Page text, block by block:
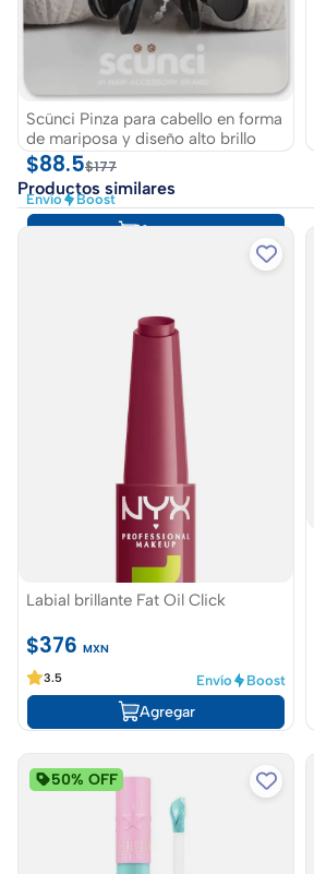
Scünci Pinza para cabello en forma
de mariposa y diseño alto brillo
$88.5$177
Envío Boost
Agregar
Productos similares
Labial brillante Fat Oil Click
$376 MXN
3.5 Envío Boost
Agregar
50% OFF